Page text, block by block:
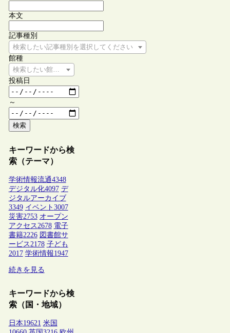
本文
記事種別
検索したい記事種別を選択してください
館種
検索したい館種を選択してください
投稿日
～
検索
キーワードから検
索（テーマ）
学術情報流通4348
デジタル化4097 デ
ジタルアーカイブ
3349 イベント 3007
災害2753 オープン
アクセス2678 電子
書籍2226 図書館サ
ービス2178 子ども
2017 学術情報1947
続きを見る
キーワードから検
索（国・地域）
日本19621 米国